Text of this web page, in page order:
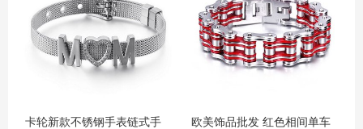
卡轮新款不锈钢手表链式手
欧美饰品批发 红色相间单车